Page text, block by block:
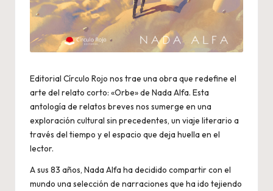
Editorial Círculo Rojo nos trae una obra que redefine el
arte del relato corto: «Orbe» de Nada Alfa. Esta
antología de relatos breves nos sumerge en una
exploración cultural sin precedentes, un viaje literario a
través del tiempo y el espacio que deja huella en el
lector.
A sus 83 años, Nada Alfa ha decidido compartir con el
mundo una selección de narraciones que ha ido tejiendo